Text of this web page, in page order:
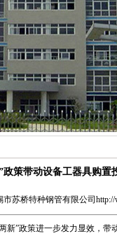
政策带动设备工器具购置
市苏桥特种钢管有限公司 http://
新”政策进一步发力显效，